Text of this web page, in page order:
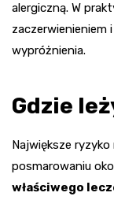
alergiczną. W
zaczerwienieniem
wypróżnienia.
Gdzie
Największe
posmarowaniu
właściwego